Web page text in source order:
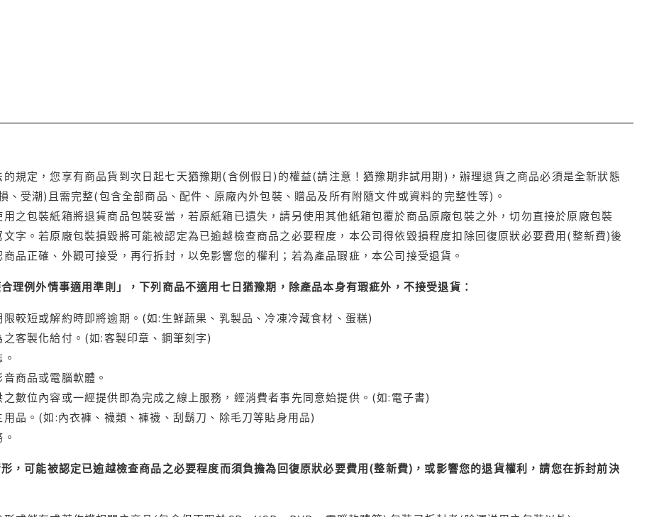
規定，您享有商品貨到次日起七天猶豫期(含例假日)的權益(請注意！猶豫期非試用期)，辦理退貨之商品必須是全新狀態
、受潮)且需完整(包含全部商品、配件、原廠內外包裝、贈品及所有附隨文件或資料的完整性等)。
之包裝紙箱將退貨商品包裝妥當，若原紙箱已遺失，請另使用其他紙箱包覆於商品原廠包裝之外，切勿直接於原廠包裝
文字。若原廠包裝損毀將可能被認定為已逾越檢查商品之必要程度，本公司得依毀損程度扣除回復原狀必要費用(整新費)後
品正確、外觀可接受，再行拆封，以免影響您的權利；若為產品瑕疵，本公司接受退貨。
理例外情事適用準則」，下列商品不適用七日猶豫期，除產品本身有瑕疵外，不接受退貨：
較短或解約時即將逾期。(如:生鮮蔬果、乳製品、冷凍冷藏食材、蛋糕)
客製化給付。(如:客製印章、鋼筆刻字)
商品或電腦軟體。
數位內容或一經提供即為完成之線上服務，經消費者事先同意始提供。(如:電子書)
品。(如:內衣褲、襪類、褲襪、刮鬍刀、除毛刀等貼身用品)
，可能被認定已逾越檢查商品之必要程度而須負擔為回復原狀必要費用(整新費)，或影響您的退貨權利，請您在拆封前決